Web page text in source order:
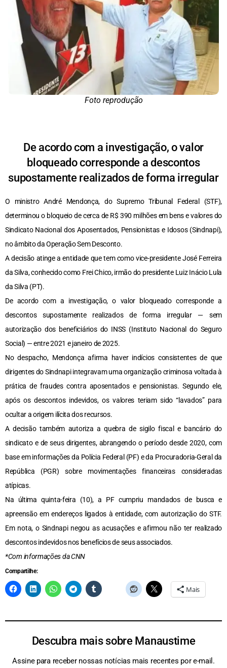
Foto reprodução
De acordo com a investigação, o valor
bloqueado corresponde a descontos
supostamente realizados de forma irregular
O ministro André Mendonça, do Supremo Tribunal Federal (STF),
determinou o bloqueio de cerca de R$ 390 milhões em bens e valores do
Sindicato Nacional dos Aposentados, Pensionistas e Idosos (Sindnapi),
no âmbito da Operação Sem Desconto.
A decisão atinge a entidade que tem como vice-presidente José Ferreira
da Silva, conhecido como Frei Chico, irmão do presidente Luiz Inácio Lula
da Silva (PT).
De acordo com a investigação, o valor bloqueado corresponde a
descontos supostamente realizados de forma irregular — sem
autorização dos beneficiários do INSS (Instituto Nacional do Seguro
Social) — entre 2021 e janeiro de 2025.
No despacho, Mendonça afirma haver indícios consistentes de que
dirigentes do Sindnapi integravam uma organização criminosa voltada à
prática de fraudes contra aposentados e pensionistas. Segundo ele,
após os descontos indevidos, os valores teriam sido “lavados” para
ocultar a origem ilícita dos recursos.
A decisão também autoriza a quebra de sigilo fiscal e bancário do
sindicato e de seus dirigentes, abrangendo o período desde 2020, com
base em informações da Polícia Federal (PF) e da Procuradoria-Geral da
República (PGR) sobre movimentações financeiras consideradas
atípicas.
Na última quinta-feira (10), a PF cumpriu mandados de busca e
apreensão em endereços ligados à entidade, com autorização do STF.
Em nota, o Sindnapi negou as acusações e afirmou não ter realizado
descontos indevidos nos benefícios de seus associados.
*Com informações da CNN
Compartilhe:
Mais
Descubra mais sobre Manaustime
Assine para receber nossas notícias mais recentes por e-mail.